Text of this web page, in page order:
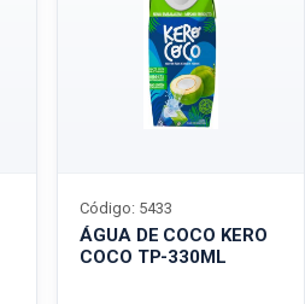
ÁGUA DE COCO KERO
COCO TP-330ML
Código: 5433